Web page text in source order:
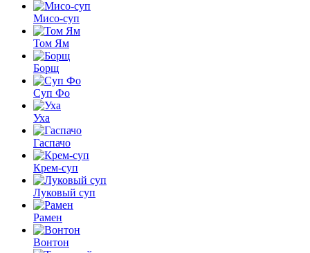
Мисо-суп
Том Ям
Борщ
Суп Фо
Уха
Гаспачо
Крем-суп
Луковый суп
Рамен
Вонтон